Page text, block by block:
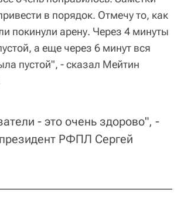
в порядок. Отмечу то, как
покинули арену. Через 4 минуты
а еще через 6 минут вся
пустой", - сказал Мейтин
- это очень здорово", -
РФПЛ Сергей